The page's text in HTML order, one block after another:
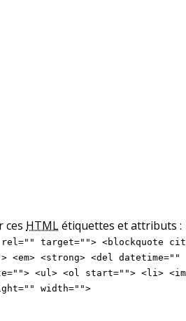
ces HTMLétiquettes et attributs :
target=""> <blockquote
<em> <strong> <del
<ul> <ol start=""> <li>
width="">